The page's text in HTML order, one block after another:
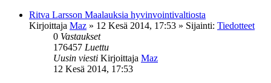
Ritva Larsson Maalauksia hyvinvointivaltiosta
Kirjoittaja Maz » 12 Kesä 2014, 17:53 » Sijainti: Tiedotteet
0 Vastaukset
176457 Luettu
Uusin viesti Kirjoittaja Maz
12 Kesä 2014, 17:53